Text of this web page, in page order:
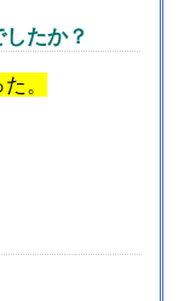
たか？
。